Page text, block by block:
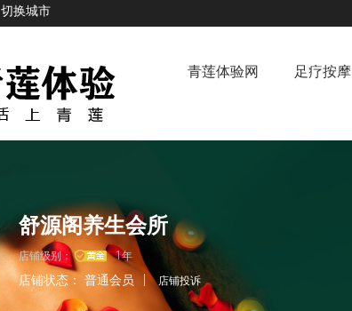
切换城市
青莲体验网 足疗按摩
舒源阁养生会所
店铺级别： 1年
店铺状态： 普通会员 店铺投诉